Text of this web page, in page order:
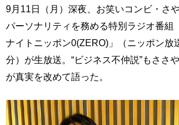
9月11日（月）深夜、お笑いコンビ・さ
パーソナリティを務める特別ラジオ番組
ナイトニッポン0(ZERO)」（ニッポン放
分）が生放送。“ビジネス不仲説”もささ
が真実を改めて語った。